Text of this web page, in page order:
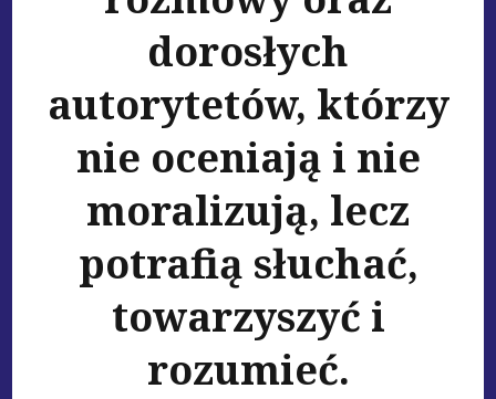
dorosłych
autorytetów, którzy
nie oceniają i nie
moralizują, lecz
potrafią słuchać,
towarzyszyć i
rozumieć.